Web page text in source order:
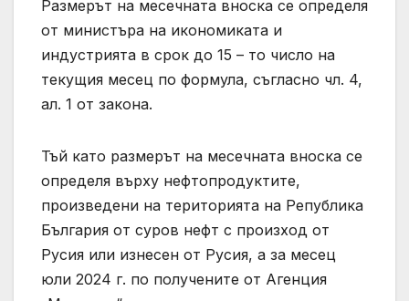
Размерът на месечната вноска се определя
от министъра на икономиката и
индустрията в срок до 15 – то число на
текущия месец по формула, съгласно чл. 4,
ал. 1 от закона.
Тъй като размерът на месечната вноска се
определя върху нефтопродуктите,
произведени на територията на Република
България от суров нефт с произход от
Русия или изнесен от Русия, а за месец
юли 2024 г. по получените от Агенция